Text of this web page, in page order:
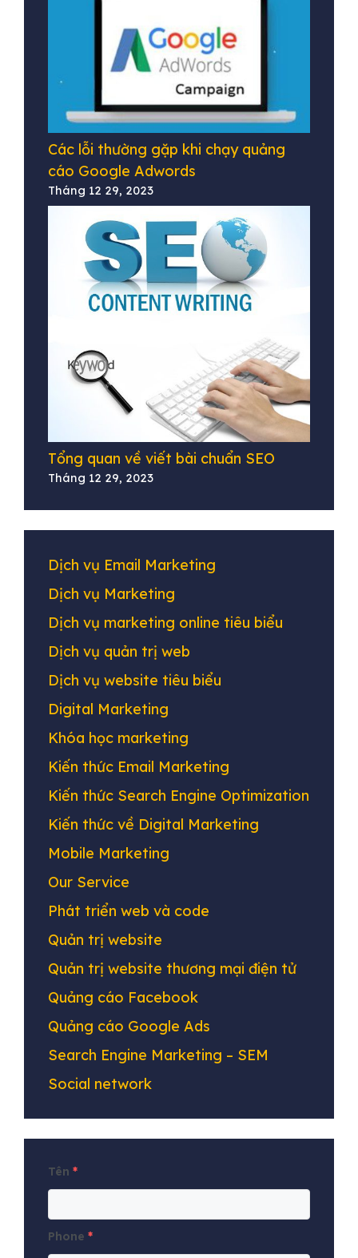
Các lỗi thường gặp khi chạy quảng
cáo Google Adwords
Tháng 12 29, 2023
Tổng quan về viết bài chuẩn SEO
Tháng 12 29, 2023
Dịch vụ Email Marketing
Dịch vụ Marketing
Dịch vụ marketing online tiêu biểu
Dịch vụ quản trị web
Dịch vụ website tiêu biểu
Digital Marketing
Khóa học marketing
Kiến thức Email Marketing
Kiến thức Search Engine Optimization
Kiến thức về Digital Marketing
Mobile Marketing
Our Service
Phát triển web và code
Quản trị website
Quản trị website thương mại điện tử
Quảng cáo Facebook
Quảng cáo Google Ads
Search Engine Marketing – SEM
Social network
Tên *
Phone *